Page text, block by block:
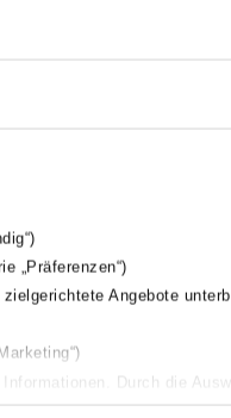
„Präferenzen“)
Angebote
Durch die